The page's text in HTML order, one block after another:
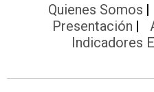
Quienes Somos
Presentación
Indicadores